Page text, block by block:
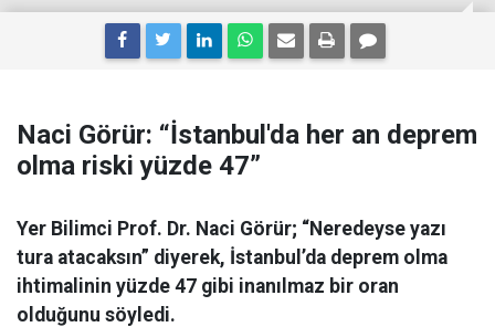
Naci Görür: “İstanbul'da her an deprem
olma riski yüzde 47”
Yer Bilimci Prof. Dr. Naci Görür; “Neredeyse yazı
tura atacaksın” diyerek, İstanbul’da deprem olma
ihtimalinin yüzde 47 gibi inanılmaz bir oran
olduğunu söyledi.